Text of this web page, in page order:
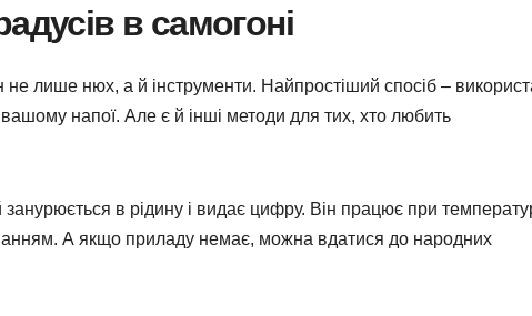
в самогоні
не лише нюх, а й інструменти. Найпростіший спосіб –
напої. Але є й інші методи для тих, хто любить
в рідину і видає цифру. Він працює при
А якщо приладу немає, можна вдатися до народних